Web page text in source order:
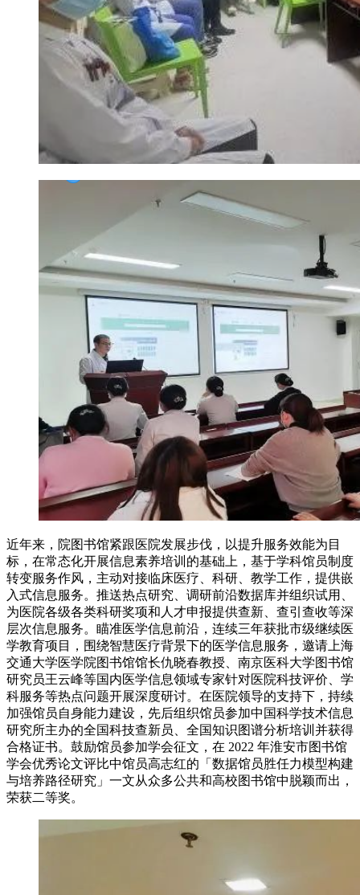
近年来，院图书馆紧跟医院发展步伐，以提升服务效能为目
标，在常态化开展信息素养培训的基础上，基于学科馆员制度
转变服务作风，主动对接临床医疗、科研、教学工作，提供嵌
入式信息服务。推送热点研究、调研前沿数据库并组织试用、
为医院各级各类科研奖项和人才申报提供查新、查引查收等深
层次信息服务。瞄准医学信息前沿，连续三年获批市级继续医
学教育项目，围绕智慧医疗背景下的医学信息服务，邀请上海
交通大学医学院图书馆馆长仇晓春教授、南京医科大学图书馆
研究员王云峰等国内医学信息领域专家针对医院科技评价、学
科服务等热点问题开展深度研讨。在医院领导的支持下，持续
加强馆员自身能力建设，先后组织馆员参加中国科学技术信息
研究所主办的全国科技查新员、全国知识图谱分析培训并获得
合格证书。鼓励馆员参加学会征文，在 2022 年淮安市图书馆
学会优秀论文评比中馆员高志红的「数据馆员胜任力模型构建
与培养路径研究」一文从众多公共和高校图书馆中脱颖而出，
荣获二等奖。